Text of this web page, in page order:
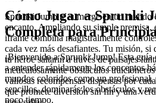
Sprunki Jump te sumerge en un
encanto. Ampliando su simple premisa,
iframe combina magistralmente
cada vez más desafiantes. Tu misión, si
tu héroe saltarín a través de paisajes
meticulosamente obstáculos
valiosas recompensas dispersas por
que promete diversión sin fin y una
Cómo Jugar a Sprunki
Completa para
¡Bienvenido a Sprunki Jump! Esta guía
a entender rápidamente los conceptos
mundos coloridos como un profesional.
sencillos, dominarás los obstáculos y
poco tiempo.